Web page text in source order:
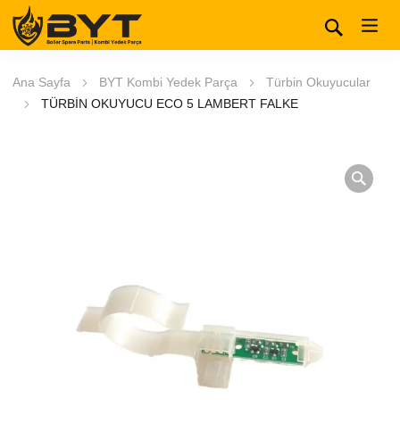
Ana Sayfa BYT Kombi Yedek Parça
Türbin Okuyucular
TÜRBİN OKUYUCU ECO 5 LAMBERT FALKE